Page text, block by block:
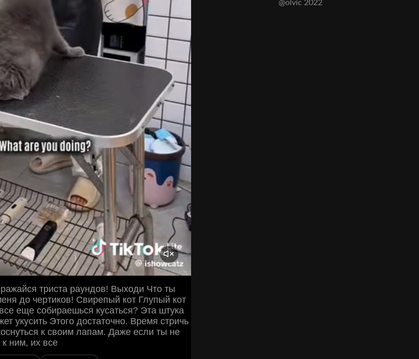
триста раундов! Выходи Что ты
до чертиков! Свирепый кот Глупый кот
еще собираешься кусаться? Эта штука
укусить Этого достаточно. Время стричь
к своим лапам. Даже если ты не
ним, их все
@olvic 2022